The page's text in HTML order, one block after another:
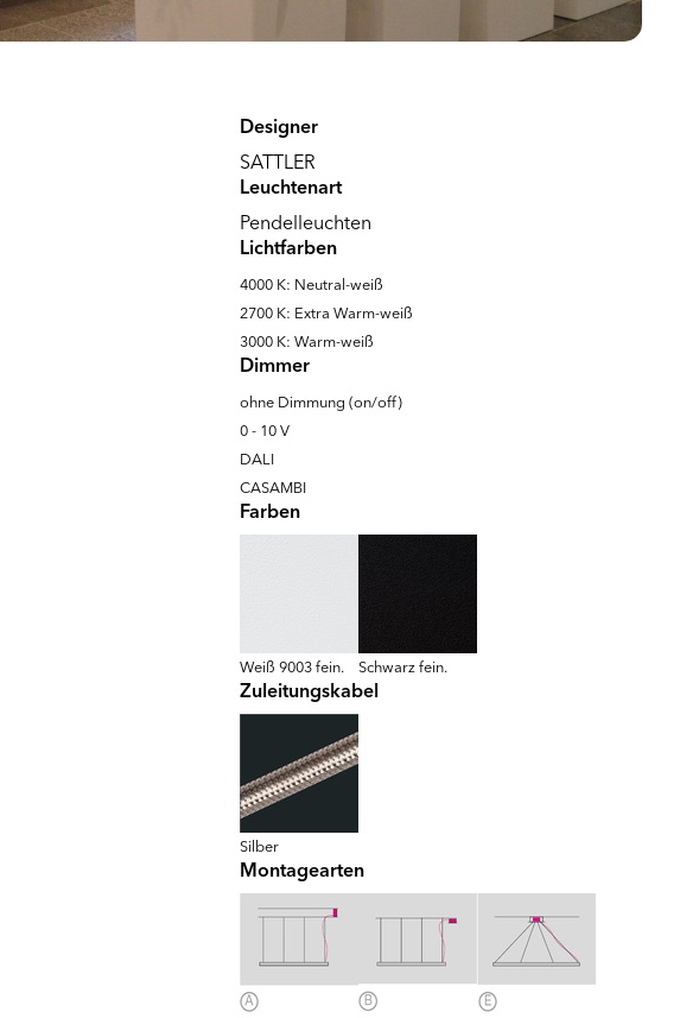
Designer
SATTLER
Leuchtenart
Pendelleuchten
Lichtfarben
4000 K: Neutral-weiß
2700 K: Extra Warm-weiß
3000 K: Warm-weiß
Dimmer
ohne Dimmung (on/off)
0 - 10 V
DALI
CASAMBI
Farben
Weiß 9003 fein. Schwarz fein.
Zuleitungskabel
Silber
Montagearten